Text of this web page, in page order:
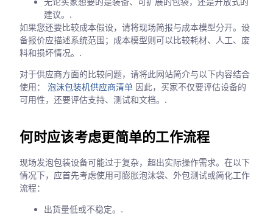
建议。.
如果您还要比较成本假设，请将现场简报与成本模型分开。设
备报价应描述系统范围；成本模型则可以比较耗材、人工、废
料和损坏情况。.
对于供应商方面的比较问题，请将此网站简介与以下内容结合
使用：泡沫包装机供应商清单 因此，买家不仅要评估设备的
可用性，还要评估支持、测试和文档。.
何时应该考虑更简单的工作流程
现场发泡包装设备可能过于复杂，超出实际操作需求。在以下
情况下，应首先考虑使用可膨胀泡沫袋、外包测试或简化工作
流程：
出货量低或不稳定。.